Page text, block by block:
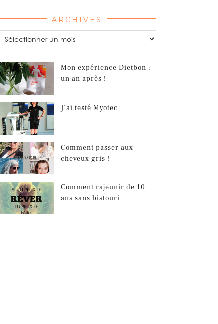
ARCHIVES
Archives
Mon expérience Dietbon :
un an après !
J’ai testé Myotec
Comment passer aux
cheveux gris !
Comment rajeunir de 10
ans sans bistouri